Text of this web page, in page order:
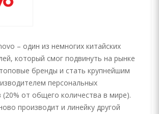
– один из немногих китайских
который смог подвинуть на рынке
бренды и стать крупнейшим
персональных
от общего количества в мире).
производит и линейку другой